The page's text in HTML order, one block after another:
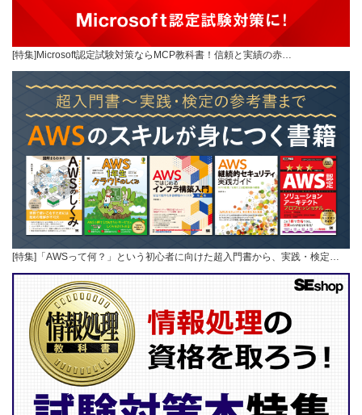
[特集]Microsoft認定試験対策ならMCP教科書！信頼と実績の赤…
[特集]「AWSって何？」という初心者に向けた超入門書から、実践・検定…